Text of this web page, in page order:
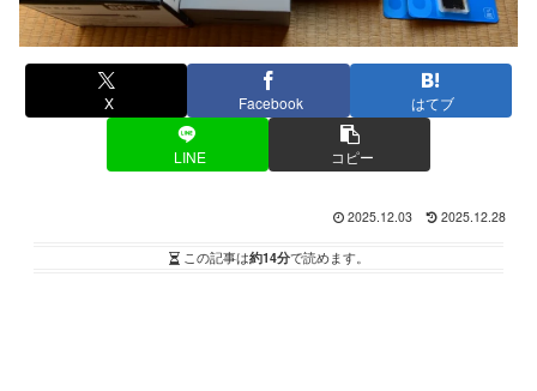
X Facebook はてブ
LINE コピー
2025.12.03 2025.12.28
この記事は約14分で読めます。